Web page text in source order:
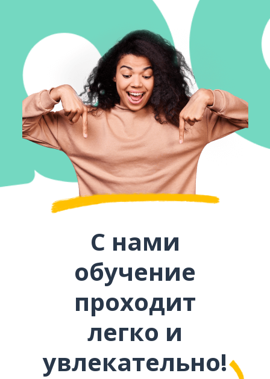
С нами
обучение
проходит
легко и
увлекательно!